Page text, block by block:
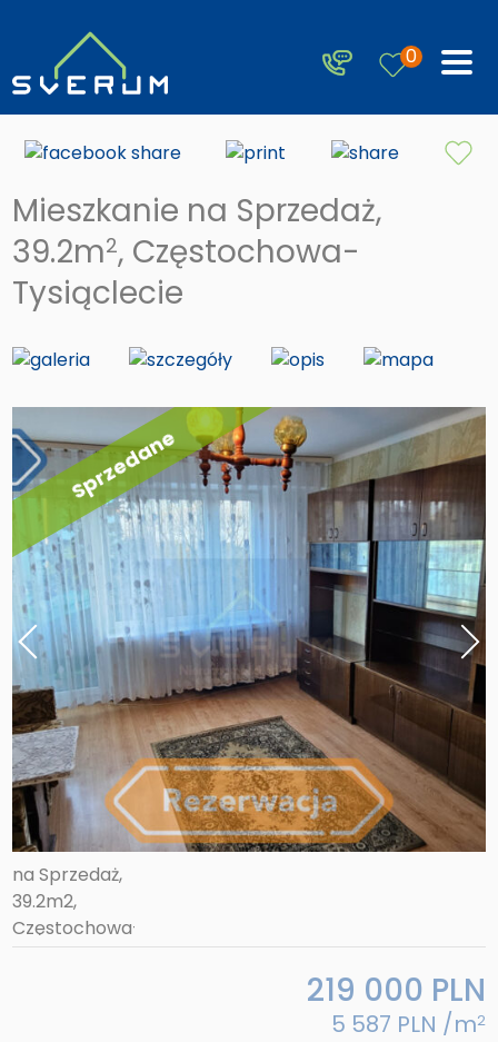
0
Mieszkanie na Sprzedaż,
39.2m2, Częstochowa-
Tysiąclecie
Sprzedane
219 000 PLN
5 587 PLN /m2